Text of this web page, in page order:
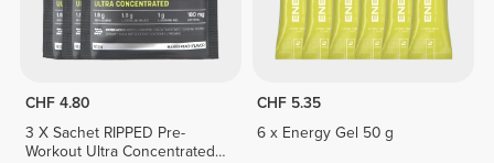
CHF 4.80
3 X Sachet RIPPED Pre-
Workout Ultra Concentrated
CHF 5.35
6 x Energy Gel 50 g